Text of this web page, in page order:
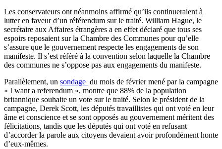
Les conservateurs ont néanmoins affirmé qu’ils continueraient à
lutter en faveur d’un référendum sur le traité. William Hague, le
secrétaire aux Affaires étrangères a en effet déclaré que tous ses
espoirs reposaient sur la Chambre des Communes pour qu’elle
s’assure que le gouvernement respecte les engagements de son
manifeste. Il s’est référé à la convention selon laquelle la Chambre
des communes ne s’oppose pas aux engagements du manifeste.
Parallèlement, un sondage du mois de février mené par la campagne
« I want a referendum », montre que 88% de la population
britannique souhaite un vote sur le traité. Selon le président de la
campagne, Derek Scott, les députés travaillistes qui ont voté en leur
âme et conscience et se sont opposés au gouvernement méritent des
félicitations, tandis que les députés qui ont voté en refusant
d’accorder la parole aux citoyens devaient avoir profondément honte
d’eux-mêmes.